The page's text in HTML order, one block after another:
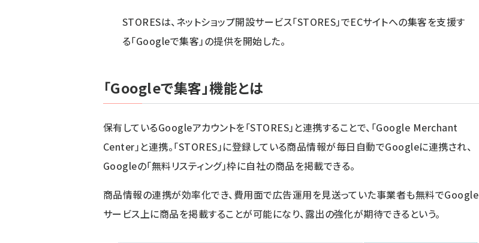
STORESは、ネットショップ開設サービス「STORES」でECサイトへの集客を支援す
る「Googleで集客」の提供を開始した。
「Googleで集客」機能とは
保有しているGoogleアカウントを「STORES」と連携することで、「Google Merchant
Center」と連携。「STORES」に登録している商品情報が毎日自動でGoogleに連携され、
Googleの「無料リスティング」枠に自社の商品を掲載できる。
商品情報の連携が効率化でき、費用面で広告運用を見送っていた事業者も無料でGoogle
サービス上に商品を掲載することが可能になり、露出の強化が期待できるという。